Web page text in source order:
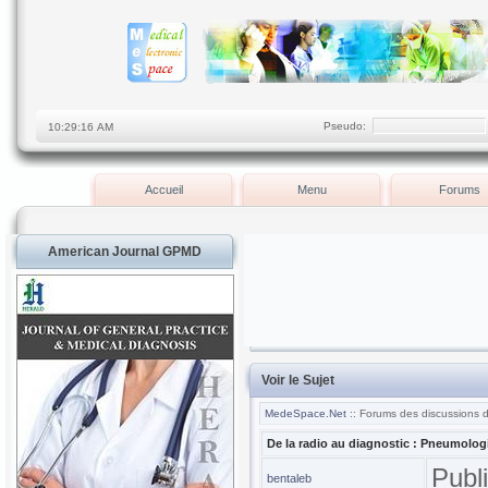
Pseudo:
Accueil Menu Forums
American Journal GPMD
Voir le Sujet
MedeSpace.Net :: Forums des discussions
De la radio au diagnostic :
bentaleb